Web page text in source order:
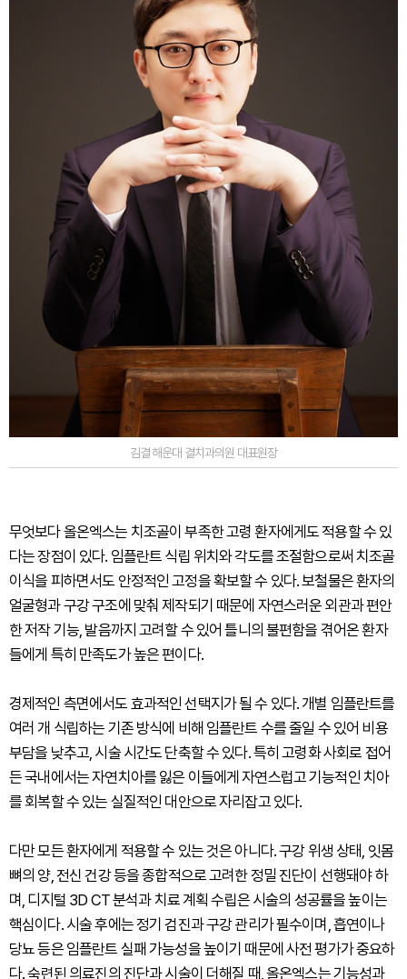
김결 해운대 결치과의원 대표원장
무엇보다 올온엑스는 치조골이 부족한 고령 환자에게도 적용할 수 있
다는 장점이 있다. 임플란트 식립 위치와 각도를 조절함으로써 치조골
이식을 피하면서도 안정적인 고정을 확보할 수 있다. 보철물은 환자의
얼굴형과 구강 구조에 맞춰 제작되기 때문에 자연스러운 외관과 편안
한 저작 기능, 발음까지 고려할 수 있어 틀니의 불편함을 겪어온 환자
들에게 특히 만족도가 높은 편이다.
경제적인 측면에서도 효과적인 선택지가 될 수 있다. 개별 임플란트를
여러 개 식립하는 기존 방식에 비해 임플란트 수를 줄일 수 있어 비용
부담을 낮추고, 시술 시간도 단축할 수 있다. 특히 고령화 사회로 접어
든 국내에서는 자연치아를 잃은 이들에게 자연스럽고 기능적인 치아
를 회복할 수 있는 실질적인 대안으로 자리잡고 있다.
다만 모든 환자에게 적용할 수 있는 것은 아니다. 구강 위생 상태, 잇몸
뼈의 양, 전신 건강 등을 종합적으로 고려한 정밀 진단이 선행돼야 하
며, 디지털 3D CT 분석과 치료 계획 수립은 시술의 성공률을 높이는
핵심이다. 시술 후에는 정기 검진과 구강 관리가 필수이며, 흡연이나
당뇨 등은 임플란트 실패 가능성을 높이기 때문에 사전 평가가 중요하
다. 숙련된 의료진의 진단과 시술이 더해질 때, 올온엑스는 기능성과